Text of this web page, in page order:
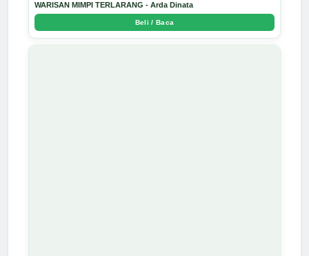
WARISAN MIMPI TERLARANG - Arda Dinata
Beli / Baca